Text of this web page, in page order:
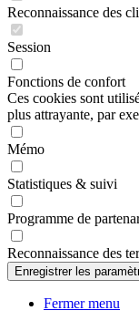
Reconnaissance des
Session
Fonctions de confort
Ces cookies sont
plus attrayante, par
Mémo
Statistiques & suivi
Programme de
Reconnaissance des
Fermer menu